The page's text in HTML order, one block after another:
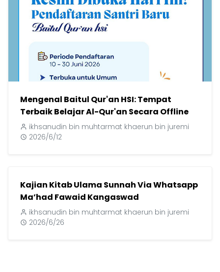
Mengenal Baitul Qur'an HSI: Tempat
Terbaik Belajar Al-Qur'an Secara Offline
ikhsanudin bin muhtarmat khaerun bin juremi
2026/6/12
Kajian Kitab Ulama Sunnah Via Whatsapp
Ma’had Fawaid Kangaswad
ikhsanudin bin muhtarmat khaerun bin juremi
2026/6/26